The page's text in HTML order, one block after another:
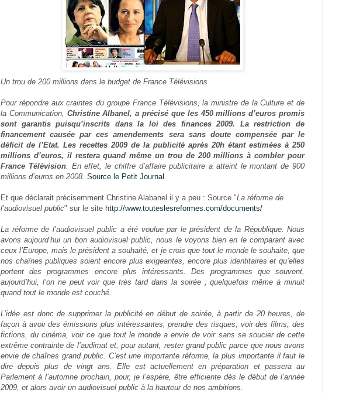
Un trou de 200 millions dans le budget de France Télévisions
Pour répondre aux craintes du groupe France Télévisions, la ministre de la Culture et de
la Communication, Christine Albanel, a précisé que les 450 millions d’euros promis
sont garantis puisqu’inscrits dans la loi des finances 2009. La restriction de
financement causée par ces amendements sera sans doute compensée par le
déficit de l’Etat. Les recettes 2009 de la publicité après 20h étant estimées à 250
millions d’euros, il restera quand même un trou de 200 millions à combler pour
France Télévision. En effet, le chiffre d’affaire publicitaire a atteint le montant de 900
millions d’euros en 2008. Source le Petit Journal
Et que déclarait précisemment Christine Alabanel il y a peu : Source "La réforme de
l’audiovisuel public" sur le site http://www.touteslesreformes.com/documents/
La réforme de l’audiovisuel public a été voulue par le président de la République. Nous
avons aujourd’hui un bon audiovisuel public, nous le voyons bien en le comparant avec
ceux l’Europe, mais le président a souhaité, et je crois que tout le monde le souhaite, que
nos chaînes publiques soient encore plus exigeantes, encore plus identitaires et qu’elles
portent des programmes encore plus intéressants. Des programmes que souvent,
aujourd’hui, l’on ne peut voir que très tard dans la soirée ; quelquefois même à minuit
quand tout le monde est couché.
L’idée est donc de supprimer la publicité en début de soirée, à partir de 20 heures, de
façon à avoir des émissions plus intéressantes, prendre des risques, voir des films, des
fictions, du cinéma, voir ce que tout le monde a envie de voir sans se soucier de cette
extrême contrainte de l’audimat et, pour autant, rester grand public parce que nous avons
envie de chaînes grand public. C’est une importante réforme, la plus importante il faut le
dire depuis plus de vingt ans. Elle est actuellement en préparation et passera au
Parlement à l’automne prochain, pour, je l’espère, être efficiente dès le début de l’année
2009, et alors avoir un audiovisuel public à la hauteur de nos ambitions.